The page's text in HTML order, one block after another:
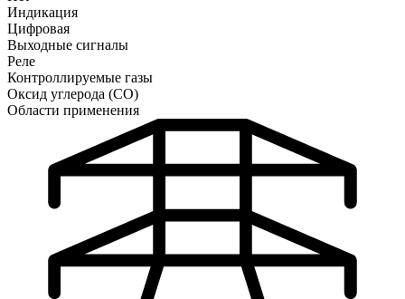
Индикация
Цифровая
Выходные сигналы
Реле
Контроллируемые газы
Оксид углерода (CO)
Области применения